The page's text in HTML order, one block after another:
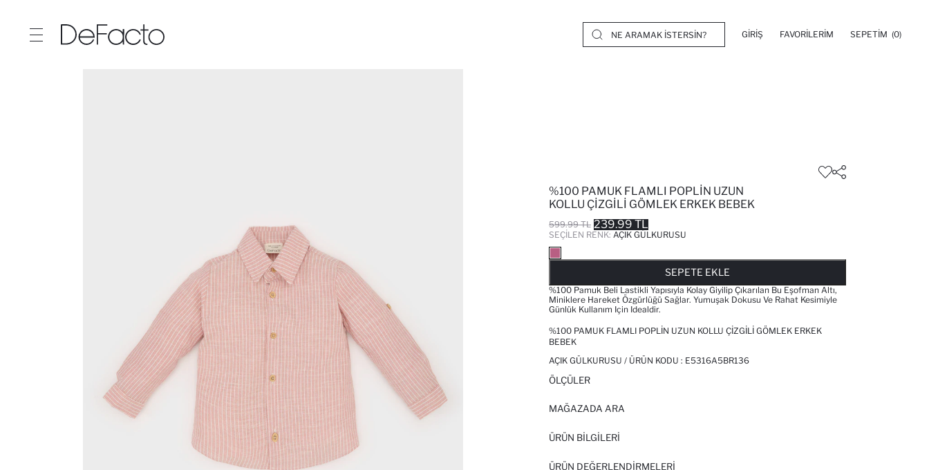
GIRIŞ FAVORILERIM SEPETIM (0)
%100 PAMUK FLAMLI POPLIN UZUN
KOLLU ÇIZGILI GÖMLEK ERKEK BEBEK
599.99 TL 239.99 TL
SEÇILEN RENK: AÇIK GÜLKURUSU
SEPETE EKLE
%100 Pamuk Beli Lastikli Yapısıyla Kolay Giyilip Çıkarılan Bu Eşofman Altı,
Miniklere Hareket Özgürlüğü Sağlar. Yumuşak Dokusu Ve Rahat Kesimiyle
Günlük Kullanım Için Idealdir.
%100 PAMUK FLAMLI POPLIN UZUN KOLLU ÇIZGILI GÖMLEK ERKEK
BEBEK
AÇIK GÜLKURUSU / ÜRÜN KODU : E5316A5BR136
ÖLÇÜLER
MAĞAZADA ARA
ÜRÜN BILGILERI
ÜRÜN DEĞERLENDİRMELERİ